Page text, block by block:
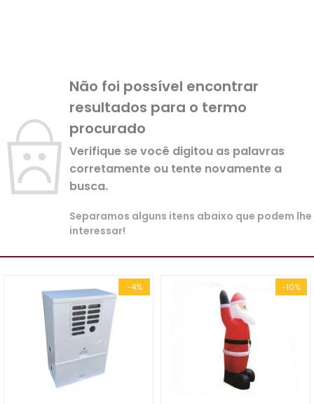
Não foi possível encontrar
resultados para o termo
procurado
Verifique se você digitou as palavras
corretamente ou tente novamente a
busca.
Separamos alguns itens abaixo que podem lhe
interessar!
-4% -10%